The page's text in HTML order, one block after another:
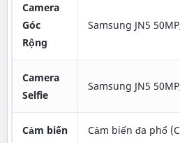
Camera
Góc
Rộng
Samsung JN5
Camera
Selfie
Samsung JN5
Cảm biến
Cảm biến đa phổ